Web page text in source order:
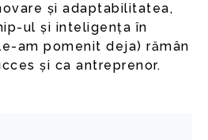
și adaptabilitatea,
ul și inteligența în
am pomenit deja) rămân
și ca antreprenor.